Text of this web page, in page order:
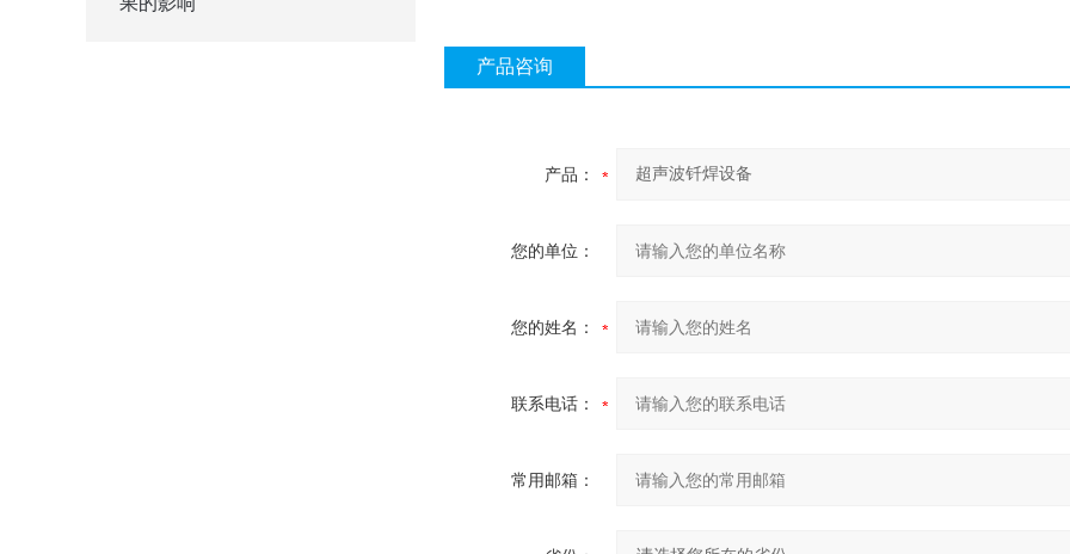
产品咨询
产品：
您的单位：
您的姓名：
联系电话：
常用邮箱：